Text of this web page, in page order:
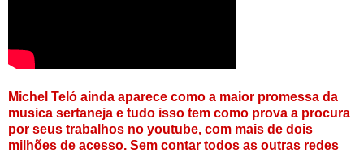
Michel Teló ainda aparece como a maior promessa da
musica sertaneja e tudo isso tem como prova a procura
por seus trabalhos no youtube, com mais de dois
milhões de acesso. Sem contar todos as outras redes